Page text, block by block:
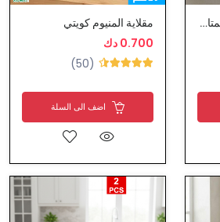
طقم جدور ستيل نوعية ممتازة مقلاية المنيوم كويتي
0.700 دك
(50)
اضف الى السلة